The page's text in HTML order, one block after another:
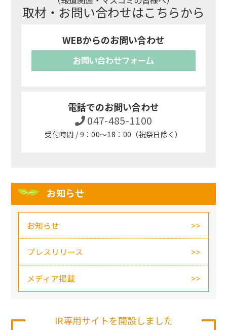
取材・お問い合わせはこちらから
WEBからのお問い合わせ
お問い合わせフォーム
電話でのお問い合わせ
047-485-1100
受付時間 / 9：00～18：00（祝祭日除く）
お知らせ
お知らせ
プレスリリース
メディア掲載
IR専用サイトを開設しました